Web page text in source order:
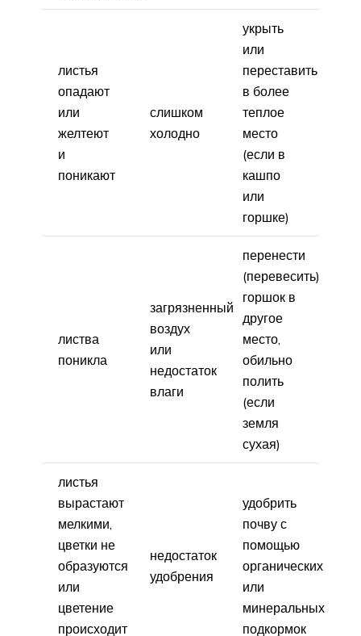
листья
опадают
или
желтеют
и
поникают
слишком
холодно
укрыть
или
переставить
в более
теплое
место
(если в
кашпо
или
горшке)
листва
поникла
загрязненный
воздух
или
недостаток
влаги
перенести
(перевесить)
горшок в
другое
место,
обильно
полить
(если
земля
сухая)
листья
вырастают
мелкими,
цветки не
образуются
или
цветение
происходит
недостаток
удобрения
удобрить
почву с
помощью
органических
или
минеральных
подкормок